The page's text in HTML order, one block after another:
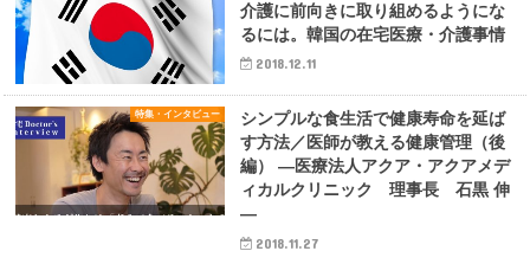
介護に前向きに取り組めるようにな
るには。韓国の在宅医療・介護事情
2018.12.11
特集・インタビュー
シンプルな食生活で健康寿命を延ば
す方法／医師が教える健康管理（後
編） ―医療法人アクア・アクアメデ
ィカルクリニック 理事長 石黒 伸
―
2018.11.27